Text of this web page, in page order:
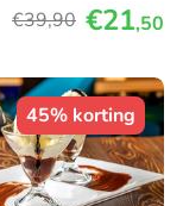
€39,90 €21,50
45% korting